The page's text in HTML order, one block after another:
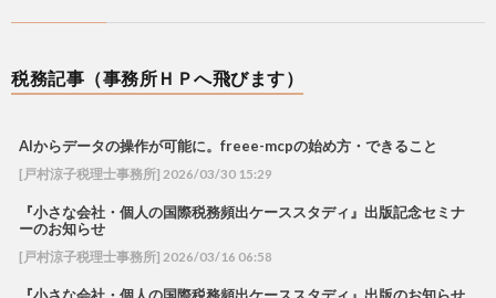
税務記事（事務所ＨＰへ飛びます）
AIからデータの操作が可能に。freee-mcpの始め方・できること
[戸村涼子税理士事務所] 2026/03/30 15:29
『小さな会社・個人の国際税務頻出ケーススタディ』出版記念セミナ
ーのお知らせ
[戸村涼子税理士事務所] 2026/03/16 06:58